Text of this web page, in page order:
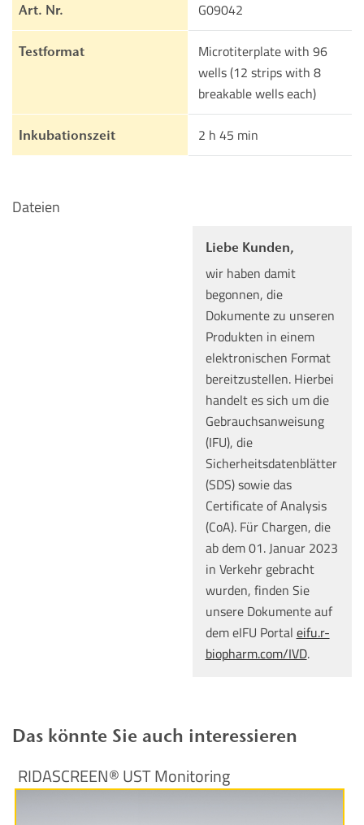
Art. Nr. G09042
Testformat
Microtiterplate with 96
wells (12 strips with 8
breakable wells each)
Inkubationszeit 2 h 45 min
Dateien
Liebe Kunden,
wir haben damit
begonnen, die
Dokumente zu unseren
Produkten in einem
elektronischen Format
bereitzustellen. Hierbei
handelt es sich um die
Gebrauchsanweisung
(IFU), die
Sicherheitsdatenblätter
(SDS) sowie das
Certificate of Analysis
(CoA). Für Chargen, die
ab dem 01. Januar 2023
in Verkehr gebracht
wurden, finden Sie
unsere Dokumente auf
dem eIFU Portal eifu.r-
biopharm.com/IVD.
Das könnte Sie auch interessieren
RIDASCREEN® UST Monitoring